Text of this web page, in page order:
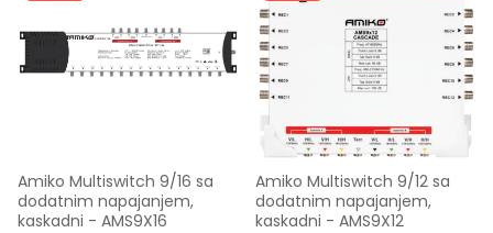
Amiko Multiswitch 9/16 sa
dodatnim napajanjem,
kaskadni - AMS9X16
Amiko Multiswitch 9/12 sa
dodatnim napajanjem,
kaskadni - AMS9X12